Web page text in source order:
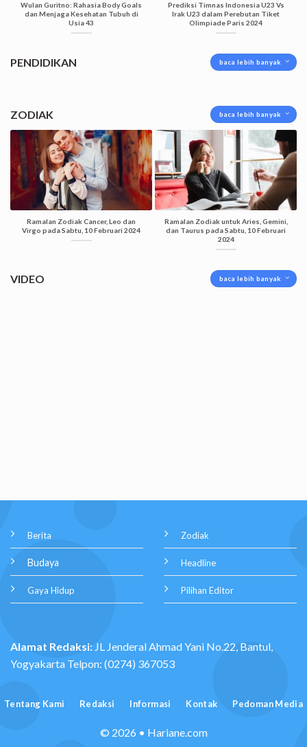
Wulan Guritno: Rahasia Body Goals
dan Menjaga Kesehatan Tubuh di
Usia 43
Prediksi Timnas Indonesia U23 Vs
Irak U23 dalam Perebutan Tiket
Olimpiade Paris 2024
PENDIDIKAN baca lebih banyak
ZODIAK baca lebih banyak
Ramalan Zodiak Cancer, Leo dan
Virgo pada Sabtu, 10 Februari 2024
Ramalan Zodiak untuk Aries, Gemini,
dan Taurus pada Sabtu, 10 Februari
2024
VIDEO baca lebih banyak
Berita
Budaya
Gaya Hidup
Zodiak
Headline
Pilihan Editor
Alamat Redaksi: JL Jenderal Ahmad Yani No.22, Bantul,
Yogyakarta Telpon: (0274) 367053
Tentang Kami Redaksi Informasi Kontak Pedoman Media
© 2026 • Hariane.com